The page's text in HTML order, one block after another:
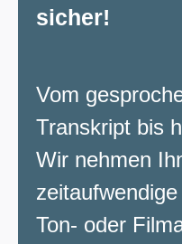
sicher!
Vom
Transkript bis
Wir nehmen
Ton- oder